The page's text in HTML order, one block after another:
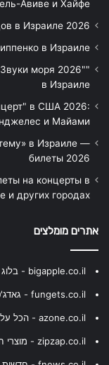
Авиве и Хайфе
в Израиле 2026
в Израиле
моря 2026"
в Израиле
в США 2026:
и Майами
в Израиле —
билеты 2026
на концерты в
и других городах
אתרים מומלצים
bigapple.co.il - בלוג בניית אתרים
fungets.co.il - גאדג'טים הכי שווים
azone.co.il - הכל על קניה באמזון
zipzap.co.il - מוצרי חשמל במחירים הגיוניים